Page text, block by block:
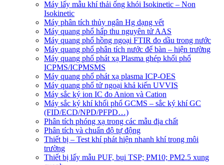
Máy lấy mẫu khí thải ống khói Isokinetic – Non
Isokinetic
Máy phân tích thủy ngân Hg dạng vết
Máy quang phổ hấp thu nguyên tử AAS
Máy quang phổ hồng ngoại FTIR đo dầu trong nước
Máy quang phổ phân tích nước để bàn – hiện trường
Máy quang phổ phát xạ Plasma ghép khối phổ
ICPMS/ICPMSMS
Máy quang phổ phát xạ plasma ICP-OES
Máy quang phổ tử ngoại khả kiến UVVIS
Máy sắc ký ion IC đo Anion và Cation
Máy sắc ký khí khối phổ GCMS – sắc ký khí GC
(FID/ECD/NPD/PFPD…)
Phân tích phóng xạ trong các mẫu địa chất
Phân tích và chuẩn độ tự động
Thiết bị – Test khí phát hiện nhanh khí trong môi
trường
Thiết bị lấy mẫu PUF, bụi TSP; PM10; PM2.5 xung